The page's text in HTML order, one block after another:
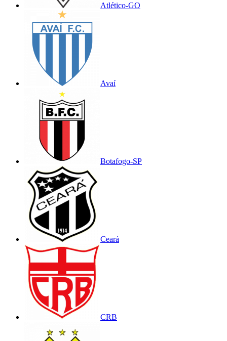
Atlético-GO
Avaí
Botafogo-SP
Ceará
CRB